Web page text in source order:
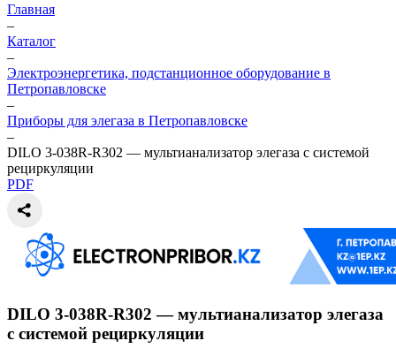
Главная
–
Каталог
–
Электроэнергетика, подстанционное оборудование в
Петропавловске
–
Приборы для элегаза в Петропавловске
–
DILO 3-038R-R302 — мультианализатор элегаза с системой
рециркуляции
PDF
DILO 3-038R-R302 — мультианализатор элегаза
с системой рециркуляции